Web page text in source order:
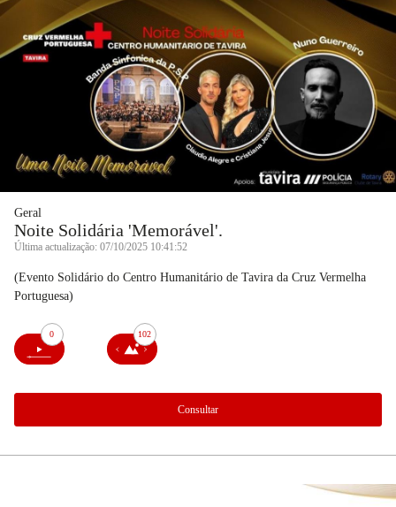
Geral
Noite Solidária 'Memorável'.
Última actualização: 07/10/2025 10:41:52
(Evento Solidário do Centro Humanitário de Tavira da Cruz Vermelha
Portuguesa)
0 102
Consultar